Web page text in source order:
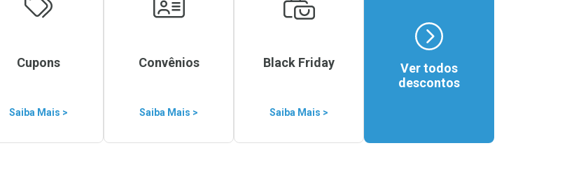
Cupons
Saiba Mais >
Convênios
Saiba Mais >
Black Friday
Saiba Mais >
Ver todos
descontos